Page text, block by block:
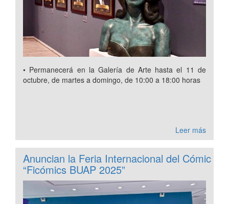
• Permanecerá en la Galería de Arte hasta el 11 de
octubre, de martes a domingo, de 10:00 a 18:00 horas
Leer más
Anuncian la Feria Internacional del Cómic
“Ficómics BUAP 2025”